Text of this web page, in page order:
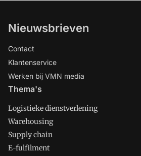
Nieuwsbrieven
Contact
Klantenservice
Werken bij VMN media
Thema's
Logistieke dienstverlening
Warehousing
Supply chain
E-fulfilment